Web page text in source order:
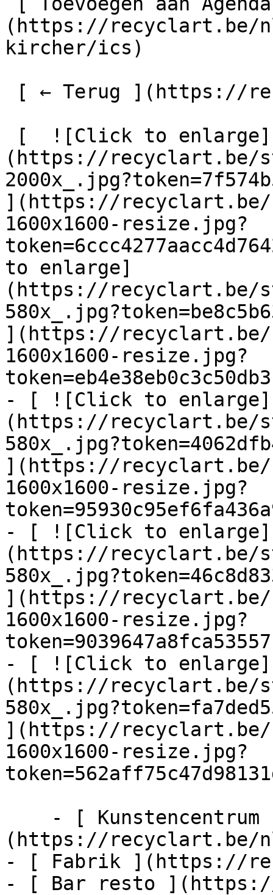
(https://recyclart.be/
kircher/ics)
(https://recyclart.be/
](https://recyclart.be/
1600x1600-resize.jpg?
to enlarge]
(https://recyclart.be/
](https://recyclart.be/
1600x1600-resize.jpg?
- [ ![Click to enlarge]
(https://recyclart.be/
](https://recyclart.be/
1600x1600-resize.jpg?
- [ ![Click to enlarge]
(https://recyclart.be/
](https://recyclart.be/
1600x1600-resize.jpg?
- [ ![Click to enlarge]
(https://recyclart.be/
](https://recyclart.be/
1600x1600-resize.jpg?
(https://recyclart.be/
- [ Fabrik ](https://
- [ Bar resto